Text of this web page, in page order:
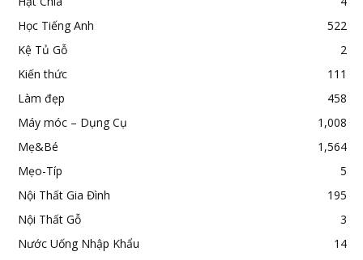
Học Tiếng Anh
522
Kệ Tủ Gỗ
2
Kiến thức
111
Làm đẹp
458
Máy móc – Dụng Cụ
1,008
Mẹ&Bé
1,564
Mẹo-Típ
5
Nội Thất Gia Đình
195
Nội Thất Gỗ
3
Nước Uống Nhập Khẩu
14